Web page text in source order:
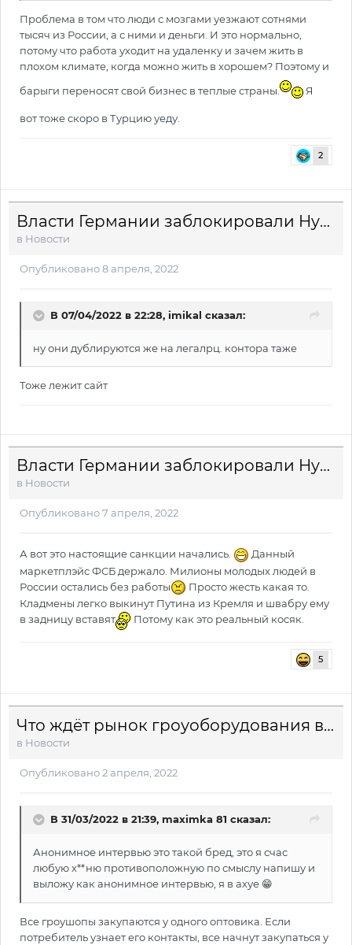
Проблема в том что люди с мозгами уезжают сотнями
тысяч из России, а с ними и деньги. И это нормально,
потому что работа уходит на удаленку и зачем жить в
плохом климате, когда можно жить в хорошем? Поэтому и
барыги переносят свой бизнес в теплые страны.
Я
вот тоже скоро в Турцию уеду.
2
Власти Германии заблокировали Hydra
в Новости
Опубликовано8 апреля, 2022
В 07/04/2022 в 22:28, imikal сказал:
ну они дублируются же на легалрц. контора таже
Тоже лежит сайт
Власти Германии заблокировали Hydra
в Новости
Опубликовано7 апреля, 2022
А вот это настоящие санкции начались.
Данный
маркетплэйс ФСБ держало. Милионы молодых людей в
России остались без работы
Просто жесть какая то.
Кладмены легко выкинут Путина из Кремля и швабру ему
в задницу вставят
Потому как это реальный косяк.
5
Что ждёт рынок гроуоборудования в России? Интервью с оптовым дистрибьютором
в Новости
Опубликовано2 апреля, 2022
В 31/03/2022 в 21:39, maximka 81 сказал:
Анонимное интервью это такой бред, это я счас
любую х**ню противоположную по смыслу напишу и
выложу как анонимное интервью, я в ахуе 😁
Все гроушопы закупаются у одного оптовика. Если
потребитель узнает его контакты, все начнут закупаться у